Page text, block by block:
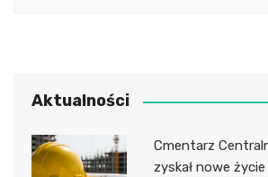
Aktualności
Cmentarz
zyskał nowe